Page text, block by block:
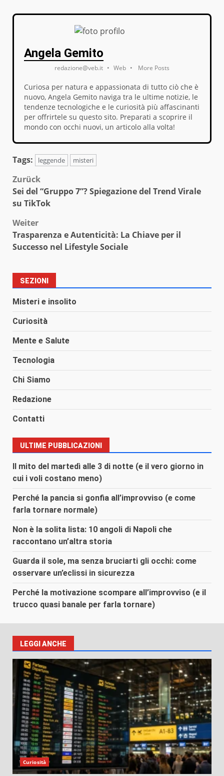
Angela Gemito
redazione@veb.it • Web • More Posts
Curiosa per natura e appassionata di tutto ciò che è
nuovo, Angela Gemito naviga tra le ultime notizie, le
tendenze tecnologiche e le curiosità più affascinanti
per offrirtele su questo sito. Preparati a scoprire il
mondo con occhi nuovi, un articolo alla volta!
Tags: leggende misteri
Beitragsnavigation
Zurück
Sei del “Gruppo 7”? Spiegazione del Trend Virale
su TikTok
Weiter
Trasparenza e Autenticità: La Chiave per il
Successo nel Lifestyle Sociale
SEZIONI
Misteri e insolito
Curiosità
Mente e Salute
Tecnologia
Chi Siamo
Redazione
Contatti
ULTIME PUBBLICAZIONI
Il mito del martedì alle 3 di notte (e il vero giorno in
cui i voli costano meno)
Perché la pancia si gonfia all’improvviso (e come
farla tornare normale)
Non è la solita lista: 10 angoli di Napoli che
raccontano un’altra storia
Guarda il sole, ma senza bruciarti gli occhi: come
osservare un’eclissi in sicurezza
Perché la motivazione scompare all’improvviso (e il
trucco quasi banale per farla tornare)
LEGGI ANCHE
Curiosità